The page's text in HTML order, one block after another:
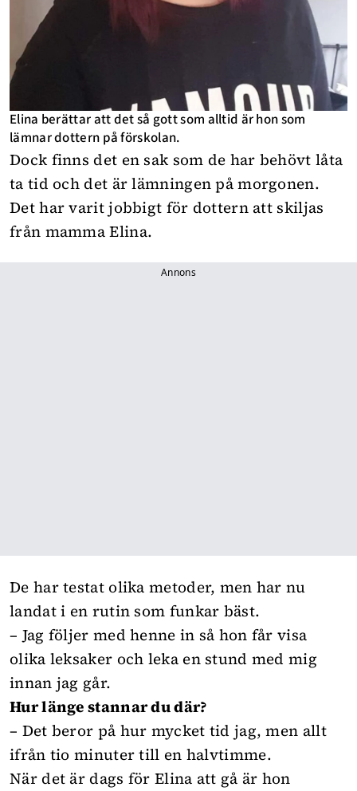
Elina berättar att det så gott som alltid är hon som
lämnar dottern på förskolan.
Dock finns det en sak som de har behövt låta
ta tid och det är lämningen på morgonen.
Det har varit jobbigt för dottern att skiljas
från mamma Elina.
Annons
De har testat olika metoder, men har nu
landat i en rutin som funkar bäst.
– Jag följer med henne in så hon får visa
olika leksaker och leka en stund med mig
innan jag går.
Hur länge stannar du där?
– Det beror på hur mycket tid jag, men allt
ifrån tio minuter till en halvtimme.
När det är dags för Elina att gå är hon